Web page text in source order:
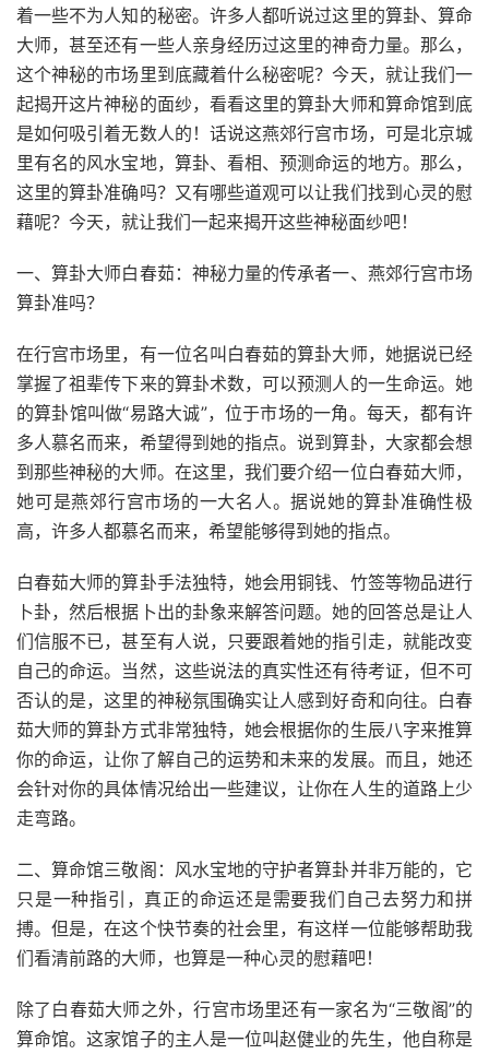
着一些不为人知的秘密。许多人都听说过这里的算卦、算命
大师，甚至还有一些人亲身经历过这里的神奇力量。那么，
这个神秘的市场里到底藏着什么秘密呢？今天，就让我们一
起揭开这片神秘的面纱，看看这里的算卦大师和算命馆到底
是如何吸引着无数人的！话说这燕郊行宫市场，可是北京城
里有名的风水宝地，算卦、看相、预测命运的地方。那么，
这里的算卦准确吗？又有哪些道观可以让我们找到心灵的慰
藉呢？今天，就让我们一起来揭开这些神秘面纱吧！
一、算卦大师白春茹：神秘力量的传承者一、燕郊行宫市场
算卦准吗？
在行宫市场里，有一位名叫白春茹的算卦大师，她据说已经
掌握了祖辈传下来的算卦术数，可以预测人的一生命运。她
的算卦馆叫做“易路大诚”，位于市场的一角。每天，都有许
多人慕名而来，希望得到她的指点。说到算卦，大家都会想
到那些神秘的大师。在这里，我们要介绍一位白春茹大师，
她可是燕郊行宫市场的一大名人。据说她的算卦准确性极
高，许多人都慕名而来，希望能够得到她的指点。
白春茹大师的算卦手法独特，她会用铜钱、竹签等物品进行
卜卦，然后根据卜出的卦象来解答问题。她的回答总是让人
们信服不已，甚至有人说，只要跟着她的指引走，就能改变
自己的命运。当然，这些说法的真实性还有待考证，但不可
否认的是，这里的神秘氛围确实让人感到好奇和向往。白春
茹大师的算卦方式非常独特，她会根据你的生辰八字来推算
你的命运，让你了解自己的运势和未来的发展。而且，她还
会针对你的具体情况给出一些建议，让你在人生的道路上少
走弯路。
二、算命馆三敬阁：风水宝地的守护者算卦并非万能的，它
只是一种指引，真正的命运还是需要我们自己去努力和拼
搏。但是，在这个快节奏的社会里，有这样一位能够帮助我
们看清前路的大师，也算是一种心灵的慰藉吧！
除了白春茹大师之外，行宫市场里还有一家名为“三敬阁”的
算命馆。这家馆子的主人是一位叫赵健业的先生，他自称是